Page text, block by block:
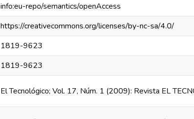
info:eu-repo/semantics/openAccess
https://creativecommons.org/licenses/by-nc-sa/4.0/
1819-9623
1819-9623
El Tecnológico; Vol. 17, Núm. 1 (2009): Revista EL